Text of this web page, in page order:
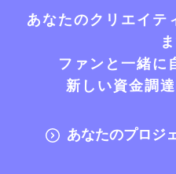
あなたのクリエイテ
ファンと一緒に
新しい資金調
あなたのプロジ